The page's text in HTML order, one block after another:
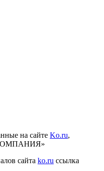
на сайте Ko.ru,
сайта ko.ru ссылка